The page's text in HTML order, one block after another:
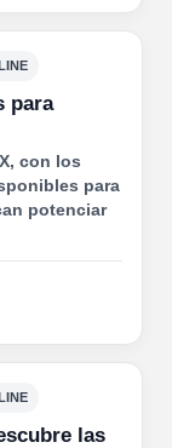
para
con los
para
potenciar
las